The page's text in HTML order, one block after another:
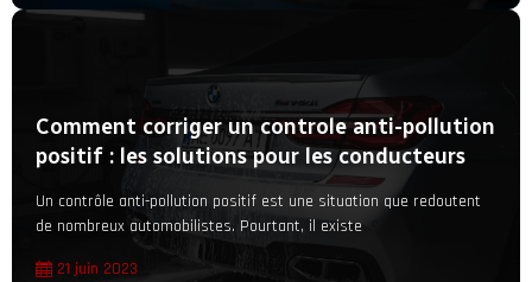
Comment corriger un controle anti-pollution
positif : les solutions pour les conducteurs
Un contrôle anti-pollution positif est une situation que redoutent
de nombreux automobilistes. Pourtant, il existe
21 juin 2023